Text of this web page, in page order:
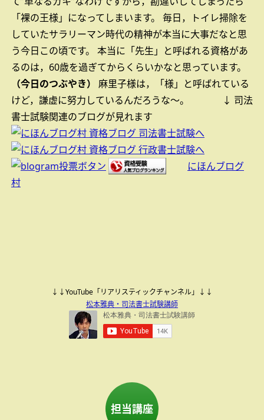
「裸の王様」になってしまいます。
毎日，トイレ掃除を
していたサラリーマン時代の精神が本当に大事だなと思
う今日この頃です。
本当に「先生」と呼ばれる資格があ
るのは，60歳を過ぎてからくらいかなと思っています。
（今日のつぶやき）
麻里子様は，「様」と呼ばれている
けど，謙虚に努力しているんだろうな～。
↓ 司法
書士試験関連のブログが見れます
にほんブログ
村
↓↓YouTube「リアリスティックチャンネル」↓↓
松本雅典・司法書士試験講師
担当講座